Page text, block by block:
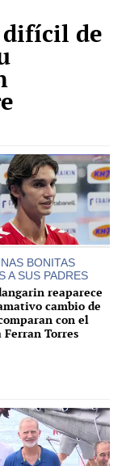
difícil de
BONITAS
A SUS PADRES
reaparece
cambio de
con el
Torres